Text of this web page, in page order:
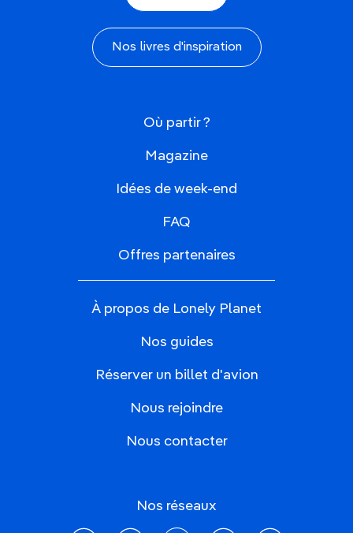
Nos livres d'inspiration
Où partir ?
Magazine
Idées de week-end
FAQ
Offres partenaires
À propos de Lonely Planet
Nos guides
Réserver un billet d'avion
Nous rejoindre
Nous contacter
Nos réseaux